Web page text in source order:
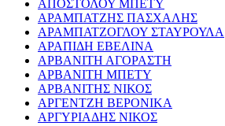
ΑΠΟΣΤΟΛΟΥ ΜΠΕΤΥ
ΑΡΑΜΠΑΤΖΗΣ ΠΑΣΧΑΛΗΣ
ΑΡΑΜΠΑΤΖΟΓΛΟΥ ΣΤΑΥΡΟΥΛΑ
ΑΡΑΠΙΔΗ ΕΒΕΛΙΝΑ
ΑΡΒΑΝΙΤΗ ΑΓΟΡΑΣΤΗ
ΑΡΒΑΝΙΤΗ ΜΠΕΤΥ
ΑΡΒΑΝΙΤΗΣ ΝΙΚΟΣ
ΑΡΓΕΝΤΖΗ ΒΕΡΟΝΙΚΑ
ΑΡΓΥΡΙΑΔΗΣ ΝΙΚΟΣ